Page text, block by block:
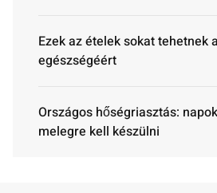
Ezek az ételek sokat tehetnek
egészségéért
Országos hőségriasztás:
melegre kell készülni